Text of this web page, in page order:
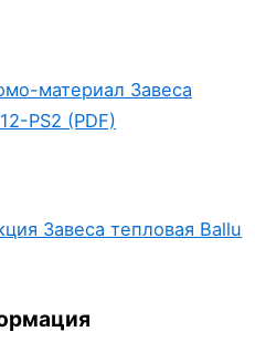
материал Завеса
PS2 (PDF)
Завеса тепловая Ballu